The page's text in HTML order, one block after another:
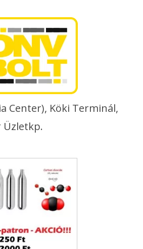
Center), Köki Terminál,
Üzletkp.